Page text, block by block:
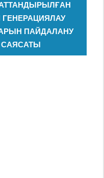
ГЕНЕРАЦИЯЛАУ
ПАЙДАЛАНУ
САЯСАТЫ